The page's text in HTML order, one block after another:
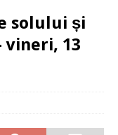
solului și
vineri, 13